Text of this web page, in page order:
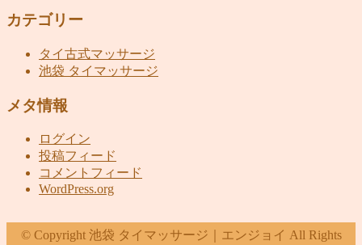
カテゴリー
タイ古式マッサージ
池袋 タイマッサージ
メタ情報
ログイン
投稿フィード
コメントフィード
WordPress.org
© Copyright 池袋 タイマッサージ｜エンジョイ All Rights